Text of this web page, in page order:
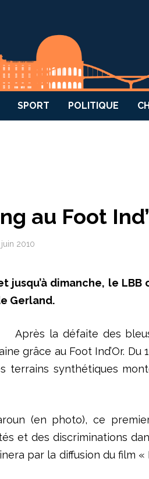
SPORT POLITIQUE
au Foot
2010
jusqu’à dimanche, le
Gerland.
Après la défaite des
grâce au Foot Ind’Or.
terrains synthétiques
(en photo), ce
et des discriminations
par la diffusion du film